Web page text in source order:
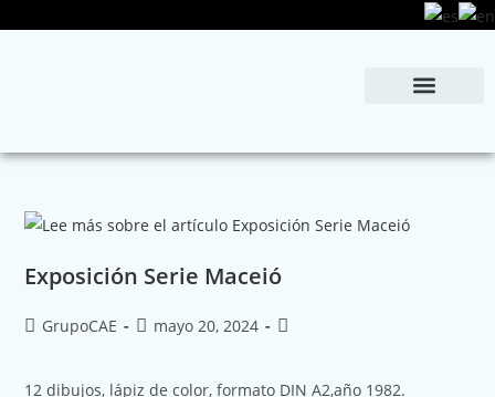
Exposición Serie Maceió
GrupoCAE mayo 20, 2024
12 dibujos, lápiz de color, formato DIN A2,año 1982.